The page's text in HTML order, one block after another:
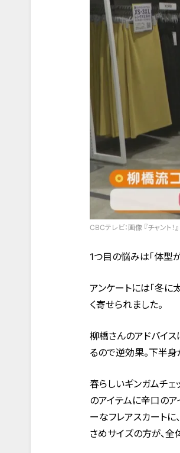
CBCテレビ：画像 『チャント！』
1つ目の悩みは「体型
アンケートには「冬に
く寄せられました。
柳橋さんのアドバイス
るので逆効果。下半身
春らしいギンガムチ
のアイテムに辛口のア
ーなフレアスカートに
さめサイズの方が、全